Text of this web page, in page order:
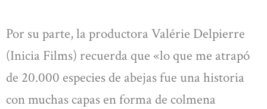
Por su parte, la productora Valérie Delpierre
(Inicia Films) recuerda que «lo que me atrapó
de 20.000 especies de abejas fue una historia
con muchas capas en forma de colmena